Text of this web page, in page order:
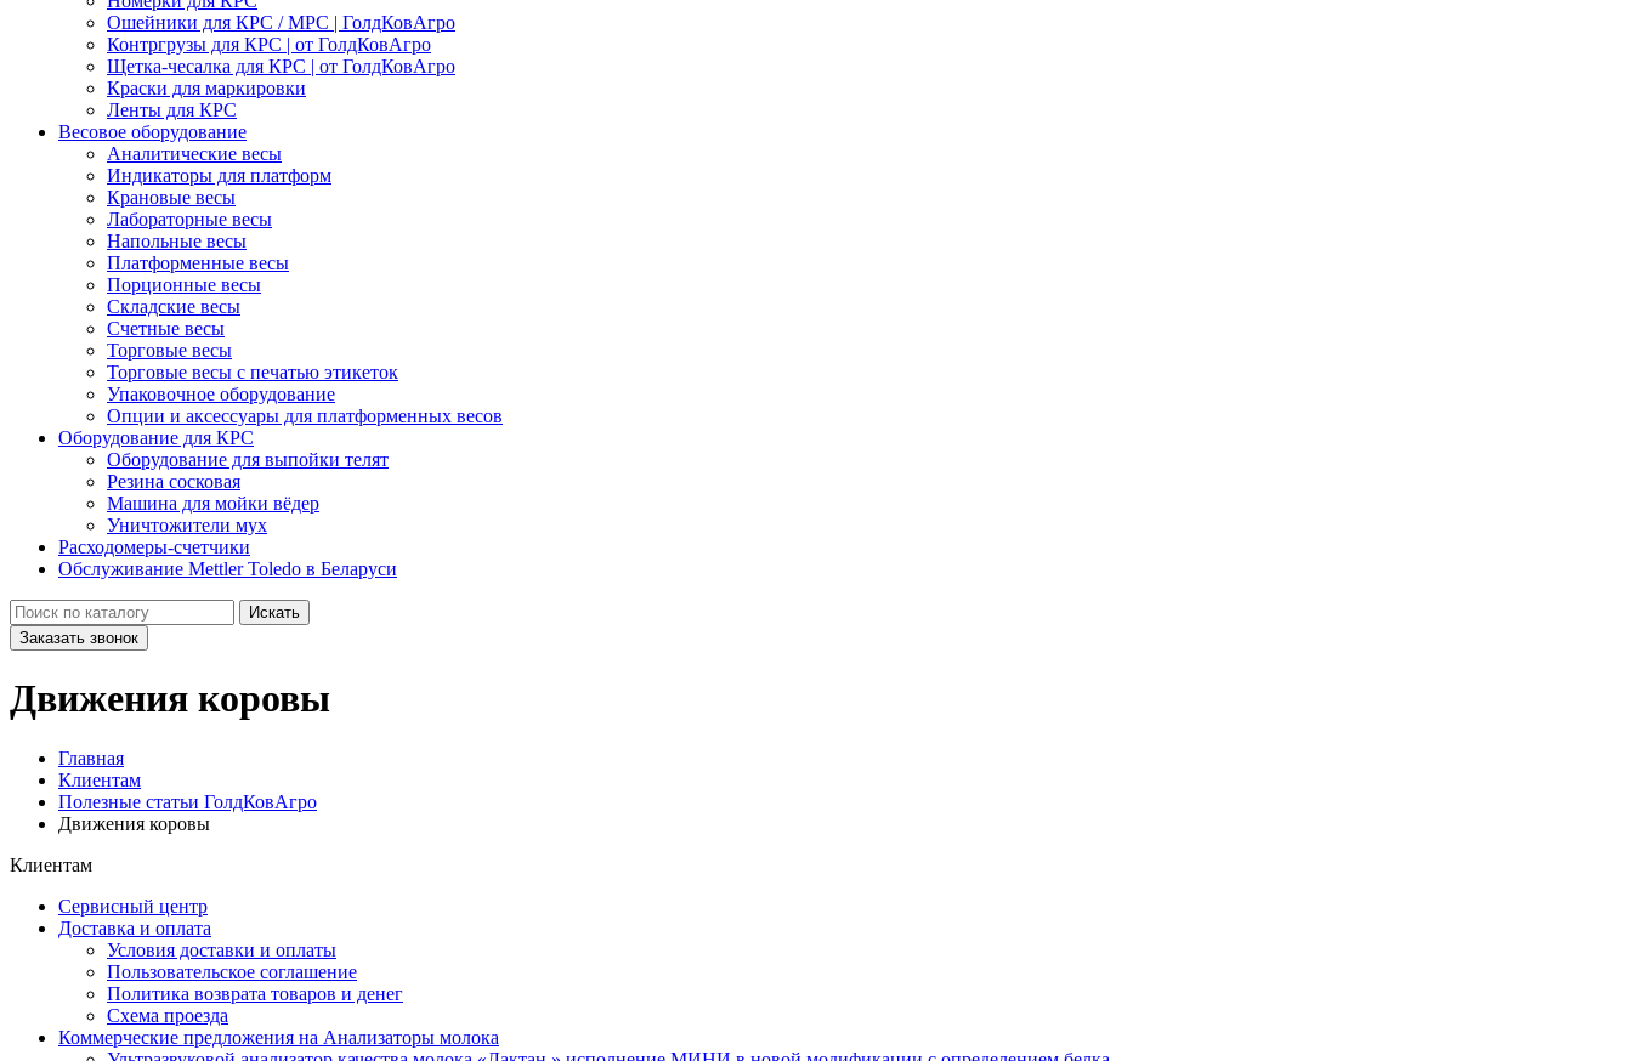
Ошейники для КРС / МРС | ГолдКовАгро
Контргрузы для КРС | от ГолдКовАгро
Щетка-чесалка для КРС | от ГолдКовАгро
Краски для маркировки
Ленты для КРС
Весовое оборудование
Аналитические весы
Индикаторы для платформ
Крановые весы
Лабораторные весы
Напольные весы
Платформенные весы
Порционные весы
Складские весы
Счетные весы
Торговые весы
Торговые весы с печатью этикеток
Упаковочное оборудование
Опции и аксессуары для платформенных весов
Оборудование для КРС
Оборудование для выпойки телят
Резина сосковая
Машина для мойки вёдер
Уничтожители мух
Расходомеры-счетчики
Обслуживание Mettler Toledo в Беларуси
Искать
Заказать звонок
Движения коровы
Главная
Клиентам
Полезные статьи ГолдКовАгро
Движения коровы
Клиентам
Сервисный центр
Доставка и оплата
Условия доставки и оплаты
Пользовательское соглашение
Политика возврата товаров и денег
Схема проезда
Коммерческие предложения на Анализаторы молока